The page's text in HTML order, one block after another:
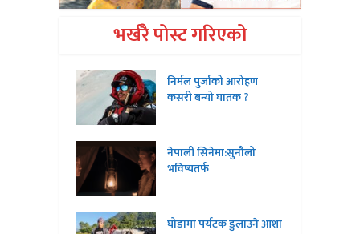
भर्खरै पोस्ट गरिएको
निर्मल पुर्जाको आरोहण
कसरी बन्यो घातक ?
नेपाली सिनेमा:सुनौलो
भविष्यतर्फ
घोडामा पर्यटक डुलाउने आशा